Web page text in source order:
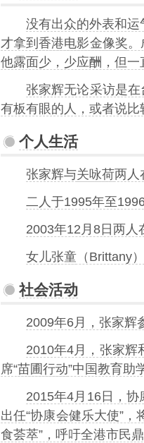
没有出众的外表和
才拿到香港电影金像奖。
他露面少，少应酬，但
张家辉无论采访是
有板有眼的人，或者说比
个人生活
张家辉与关咏荷两人
二人于1995年至
2003年12月8日两人
女儿张童 （Brittany
社会活动
2009年6月，张家辉
2010年4月，张家辉
席“苗圃行动”中国教育助
2015年4月16日，
出任“协康会健乐大使”
食荟萃”，呼吁全港市民